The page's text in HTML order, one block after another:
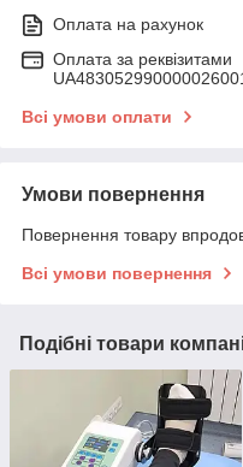
Оплата на рахунок
Оплата за реквізитами
Всі умови оплати
Умови повернення
Повернення товару
Всі умови повернення
Подібні товари